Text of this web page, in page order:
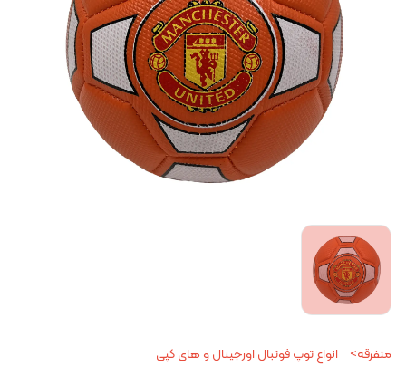
متفرقه انواع توپ فوتبال اورجینال و های کپی